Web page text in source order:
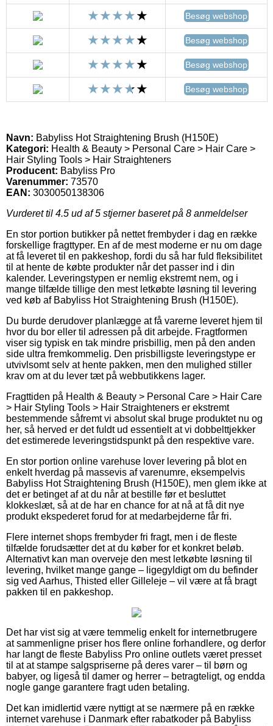
Besøg webshop
Besøg webshop
Besøg webshop
Besøg webshop
Navn: Babyliss Hot Straightening Brush (H150E)
Kategori: Health & Beauty > Personal Care > Hair Care >
Hair Styling Tools > Hair Straighteners
Producent: Babyliss Pro
Varenummer: 73570
EAN: 3030050138306
Vurderet til 4.5 ud af 5 stjerner baseret på 8 anmeldelser
En stor portion butikker på nettet frembyder i dag en række
forskellige fragttyper. En af de mest moderne er nu om dage
at få leveret til en pakkeshop, fordi du så har fuld fleksibilitet
til at hente de købte produkter når det passer ind i din
kalender. Leveringstypen er nemlig ekstremt nem, og i
mange tilfælde tillige den mest letkøbte løsning til levering
ved køb af Babyliss Hot Straightening Brush (H150E).
Du burde derudover planlægge at få varerne leveret hjem til
hvor du bor eller til adressen på dit arbejde. Fragtformen
viser sig typisk en tak mindre prisbillig, men på den anden
side ultra fremkommelig. Den prisbilligste leveringstype er
utvivlsomt selv at hente pakken, men den mulighed stiller
krav om at du lever tæt på webbutikkens lager.
Fragttiden på Health & Beauty > Personal Care > Hair Care
> Hair Styling Tools > Hair Straighteners er ekstremt
bestemmende såfremt vi absolut skal bruge produktet nu og
her, så herved er det fuldt ud essentielt at vi dobbelttjekker
det estimerede leveringstidspunkt på den respektive vare.
En stor portion online varehuse lover levering på blot en
enkelt hverdag på massevis af varenumre, eksempelvis
Babyliss Hot Straightening Brush (H150E), men glem ikke at
det er betinget af at du når at bestille før et besluttet
klokkeslæt, så at de har en chance for at nå at få dit nye
produkt ekspederet forud for at medarbejderne får fri.
Flere internet shops frembyder fri fragt, men i de fleste
tilfælde forudsætter det at du køber for et konkret beløb.
Alternativt kan man overveje den mest letkøbte løsning til
levering, hvilket mange gange – ligegyldigt om du befinder
sig ved Aarhus, Thisted eller Gilleleje – vil være at få bragt
pakken til en pakkeshop.
Det har vist sig at være temmelig enkelt for internetbrugere
at sammenligne priser hos flere online forhandlere, og derfor
har langt de fleste Babyliss Pro online outlets været presset
til at at stampe salgspriserne på deres varer – til børn og
babyer, og ligeså til damer og herrer – betragteligt, og endda
nogle gange garantere fragt uden betaling.
Det kan imidlertid være nyttigt at se nærmere på en række
internet varehuse i Danmark efter rabatkoder på Babyliss